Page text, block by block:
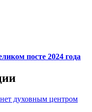
посте 2024 года